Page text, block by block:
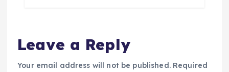
Leave a Reply
Your email address will not be published. Required